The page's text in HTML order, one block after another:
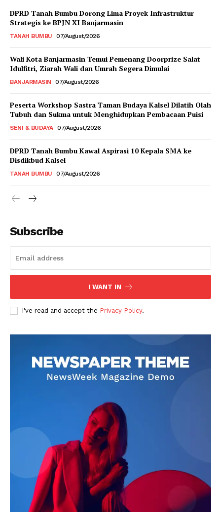
DPRD Tanah Bumbu Dorong Lima Proyek Infrastruktur
Strategis ke BPJN XI Banjarmasin
TANAH BUMBU 07/August/2026
Wali Kota Banjarmasin Temui Pemenang Doorprize Salat
Idulfitri, Ziarah Wali dan Umrah Segera Dimulai
BANJARMASIN 07/August/2026
Peserta Workshop Sastra Taman Budaya Kalsel Dilatih Olah
Tubuh dan Sukma untuk Menghidupkan Pembacaan Puisi
SENI & BUDAYA 07/August/2026
DPRD Tanah Bumbu Kawal Aspirasi 10 Kepala SMA ke
Disdikbud Kalsel
TANAH BUMBU 07/August/2026
Subscribe
I WANT IN
I've read and accept the Privacy Policy.